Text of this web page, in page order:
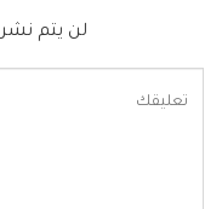
لن يتم نشر